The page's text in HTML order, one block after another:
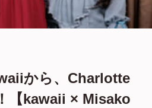
から、Charlotte
【kawaii × Misako